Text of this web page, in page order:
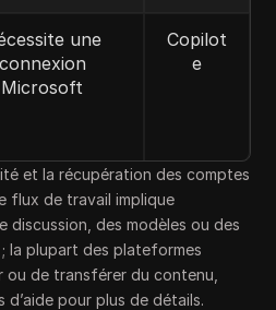
une
connexion
Microsoft
Copilot
e
et la récupération des comptes
flux de travail implique
discussion, des modèles ou des
la plupart des plateformes
de transférer du contenu,
d’aide pour plus de détails.